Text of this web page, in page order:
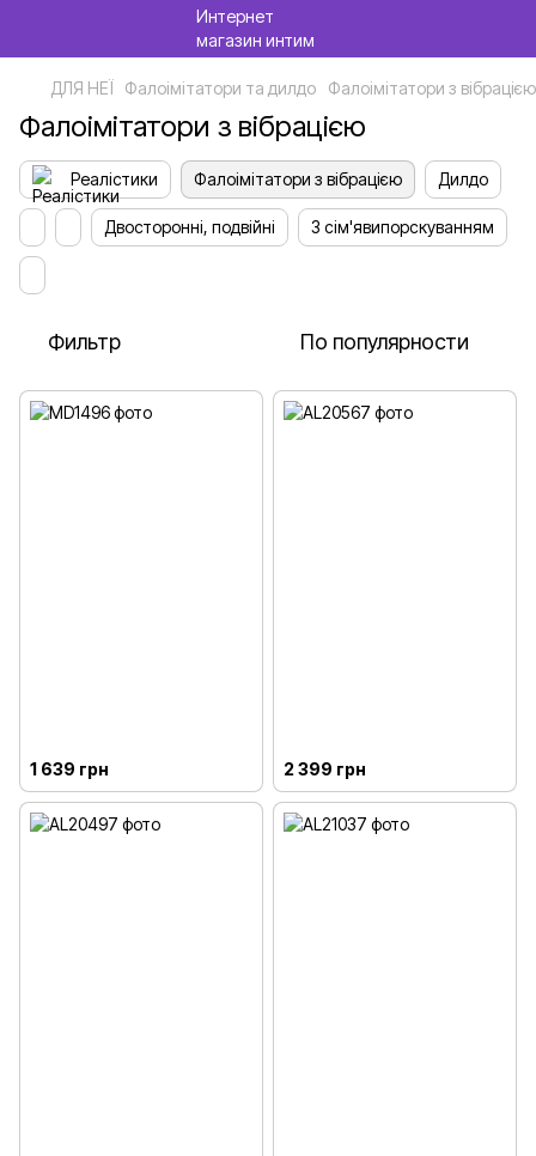
ДЛЯ НЕЇ Фалоімітатори та дилдо Фалоімітатори з вібрацією
Фалоімітатори з вібрацією
Реалістики Фалоімітатори з вібрацією Дилдо
Двосторонні, подвійні З сім'явипорскуванням
Фильтр По популярности
1 639 грн 2 399 грн